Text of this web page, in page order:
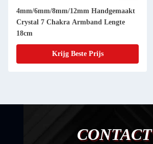
4mm/6mm/8mm/12mm Handgemaakt
Crystal 7 Chakra Armband Lengte
18cm
Krijg Beste Prijs
CONTACT